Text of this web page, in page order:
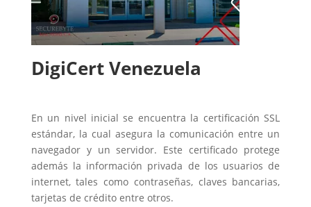
DigiCert Venezuela
En un nivel inicial se encuentra la certificación SSL
estándar, la cual asegura la comunicación entre un
navegador y un servidor. Este certificado protege
además la información privada de los usuarios de
internet, tales como contraseñas, claves bancarias,
tarjetas de crédito entre otros.